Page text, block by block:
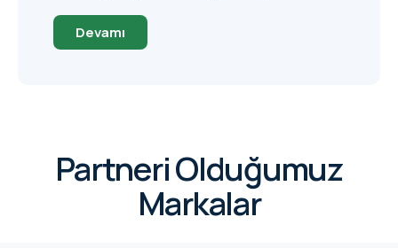
Devamı
Partneri Olduğumuz
Markalar